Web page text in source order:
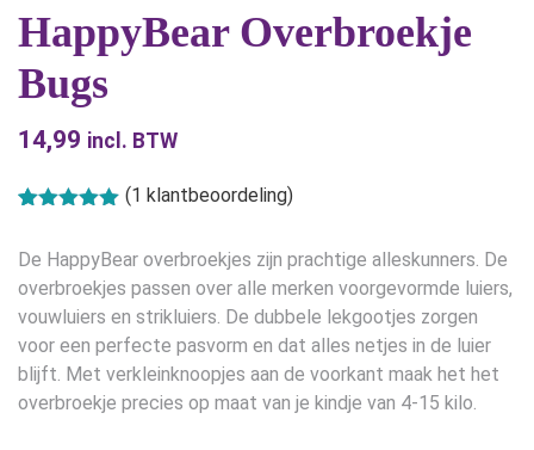
Onze merken
Hoe begin ik?
HappyBear Overbroekje
Bugs
14,99 incl. BTW
gebaseerd
opklant
waardering
(1 klantbeoordeling)
De HappyBear overbroekjes zijn prachtige alleskunners. De
overbroekjes passen over alle merken voorgevormde luiers,
vouwluiers en strikluiers. De dubbele lekgootjes zorgen
voor een perfecte pasvorm en dat alles netjes in de luier
blijft. Met verkleinknoopjes aan de voorkant maak het het
overbroekje precies op maat van je kindje van 4-15 kilo.